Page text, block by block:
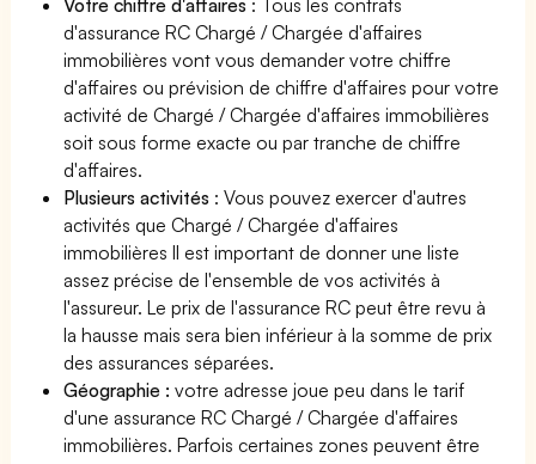
d'assurance RC Chargé / Chargée d'affaires
immobilières vont vous demander votre chiffre
d'affaires ou prévision de chiffre d'affaires pour votre
activité de Chargé / Chargée d'affaires immobilières
soit sous forme exacte ou par tranche de chiffre
d'affaires.
Plusieurs activités : Vous pouvez exercer d'autres
activités que Chargé / Chargée d'affaires
immobilières Il est important de donner une liste
assez précise de l'ensemble de vos activités à
l'assureur. Le prix de l'assurance RC peut être revu à
la hausse mais sera bien inférieur à la somme de prix
des assurances séparées.
Géographie :votre adresse joue peu dans le tarif
d'une assurance RC Chargé / Chargée d'affaires
immobilières. Parfois certaines zones peuvent être